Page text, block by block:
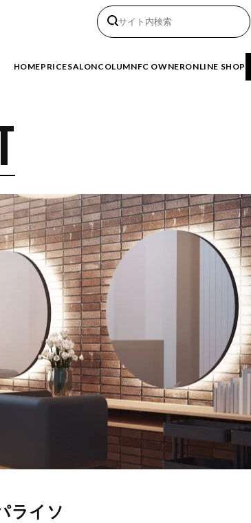
HOMEPRICESALONCOLUMNFC OWNERONLINE SHOP
ライソ